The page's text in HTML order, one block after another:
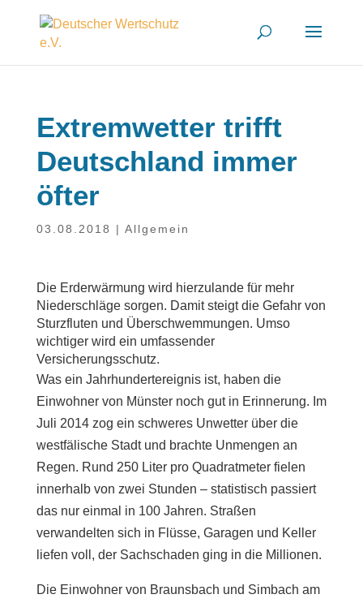
Extrem­wet­ter trifft
Deutsch­land immer
öfter
03.08.2018 | Allgemein
Die Erderwärmung wird hierzulande für mehr
Niederschläge sorgen. Damit steigt die Gefahr von
Sturzfluten und Überschwemmungen. Umso
wichtiger wird ein umfassender
Versicherungsschutz.
Was ein Jahrhundertereignis ist, haben die
Einwohner von Münster noch gut in Erinnerung. Im
Juli 2014 zog ein schweres Unwetter über die
westfälische Stadt und brachte Unmengen an
Regen. Rund 250 Liter pro Quadratmeter fielen
innerhalb von zwei Stunden – statistisch passiert
das nur einmal in 100 Jahren. Straßen
verwandelten sich in Flüsse, Garagen und Keller
liefen voll, der Sachschaden ging in die Millionen.
Die Einwohner von Braunsbach und Simbach am